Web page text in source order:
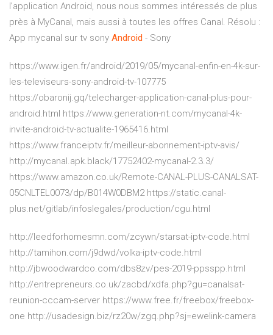
l’application Android, nous nous sommes intéressés de plus
près à MyCanal, mais aussi à toutes les offres Canal. Résolu :
App mycanal sur tv sony Android - Sony
https://www.igen.fr/android/2019/05/mycanal-enfin-en-4k-sur-
les-televiseurs-sony-android-tv-107775
https://obaronij.gq/telecharger-application-canal-plus-pour-
android.html https://www.generation-nt.com/mycanal-4k-
invite-android-tv-actualite-1965416.html
https://www.franceiptv.fr/meilleur-abonnement-iptv-avis/
http://mycanal.apk.black/17752402-mycanal-2.3.3/
https://www.amazon.co.uk/Remote-CANAL-PLUS-CANALSAT-
05CNLTEL0073/dp/B014W0DBM2 https://static.canal-
plus.net/gitlab/infoslegales/production/cgu.html
http://leedforhomesmn.com/zcywn/starsat-iptv-code.html
http://tamihon.com/j9dwd/volka-iptv-code.html
http://jbwoodwardco.com/dbs8zv/pes-2019-ppsspp.html
http://entrepreneurs.co.uk/zacbd/xdfa.php?gu=canalsat-
reunion-cccam-server https://www.free.fr/freebox/freebox-
one http://usadesign.biz/rz20w/zgq.php?sj=ewelink-camera